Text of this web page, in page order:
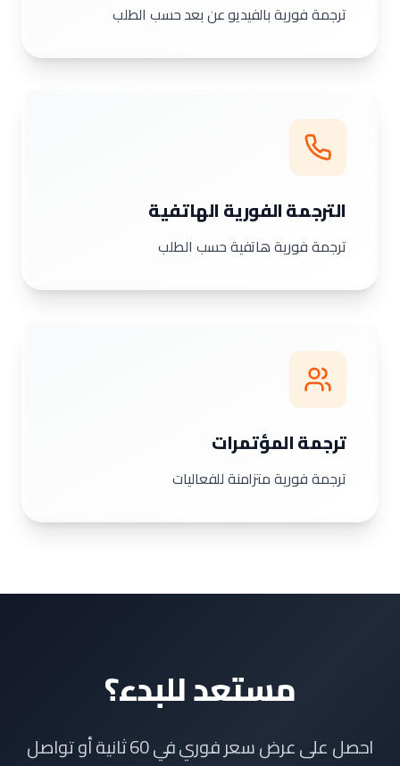
ترجمة فورية بالفيديو عن بعد حسب الطلب
الترجمة الفورية الهاتفية
ترجمة فورية هاتفية حسب الطلب
ترجمة المؤتمرات
ترجمة فورية متزامنة للفعاليات
مستعد للبدء؟
احصل على عرض سعر فوري في 60 ثانية أو تواصل